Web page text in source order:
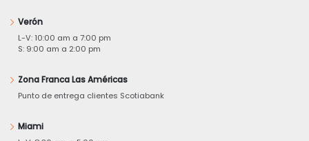
Verón
L-V: 10:00 am a 7:00 pm
S: 9:00 am a 2:00 pm
Zona Franca Las Américas
Punto de entrega clientes Scotiabank
Miami